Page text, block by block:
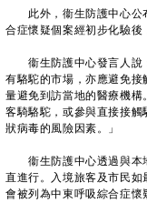
此外，衞生防護中心公
合症懷疑個案經初步化驗後
衞生防護中心發言人說
有駱駝的市場，亦應避免
量避免到訪當地的醫療機
客騎駱駝，或參與直接接
狀病毒的風險因素。」
衞生防護中心透過與本
直進行。入境旅客及市民如
會被列為中東呼吸綜合症